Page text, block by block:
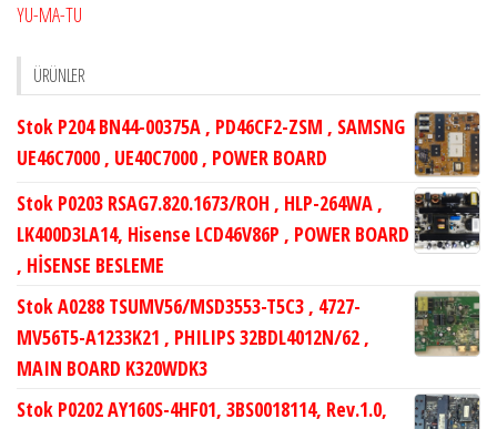
YU-MA-TU
ÜRÜNLER
Stok P204 BN44-00375A , PD46CF2-ZSM , SAMSNG
UE46C7000 , UE40C7000 , POWER BOARD
Stok P0203 RSAG7.820.1673/ROH , HLP-264WA ,
LK400D3LA14, Hisense LCD46V86P , POWER BOARD
, HİSENSE BESLEME
Stok A0288 TSUMV56/MSD3553-T5C3 , 4727-
MV56T5-A1233K21 , PHILIPS 32BDL4012N/62 ,
MAIN BOARD K320WDK3
Stok P0202 AY160S-4HF01, 3BS0018114, Rev.1.0,